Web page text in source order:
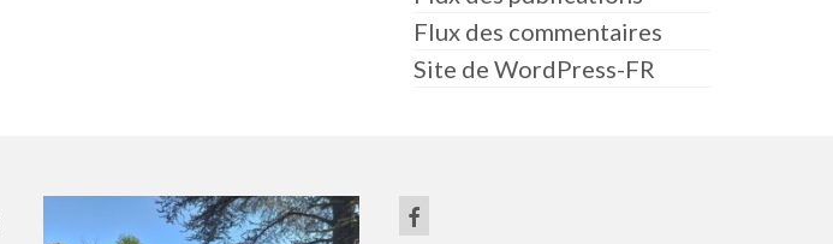
Flux des commentaires
Site de WordPress-FR